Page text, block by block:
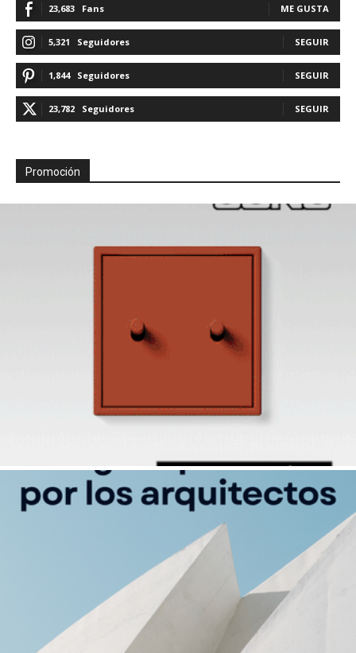
23,683 Fans ME GUSTA
5,321 Seguidores SEGUIR
1,844 Seguidores SEGUIR
23,782 Seguidores SEGUIR
Promoción